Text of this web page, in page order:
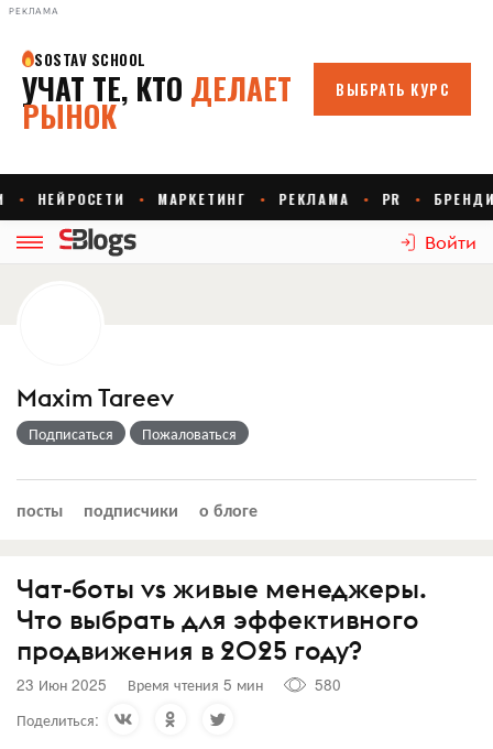
РЕКЛАМА
Войти
Maxim Tareev
Подписаться Пожаловаться
посты подписчики о блоге
Чат-боты vs живые менеджеры.
Что выбрать для эффективного
продвижения в 2025 году?
23 Июн 2025 Время чтения 5 мин
580
Поделиться: